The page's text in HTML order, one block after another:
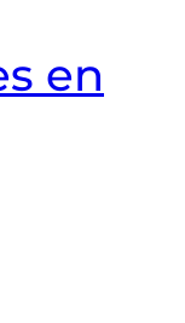
en